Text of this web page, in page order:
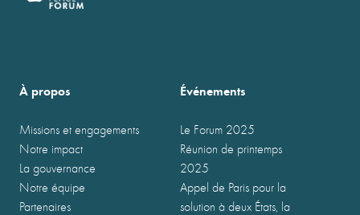
À propos
Missions et engagements
Notre impact
La gouvernance
Notre équipe
Partenaires
Événements
Le Forum 2025
Réunion de printemps
2025
Appel de Paris pour la
solution à deux États, la